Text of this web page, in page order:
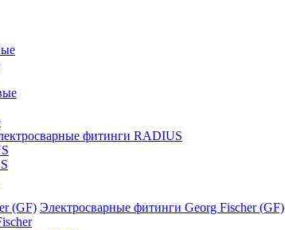
фитинги RADIUS
Электросварные фитинги Georg Fischer (GF)